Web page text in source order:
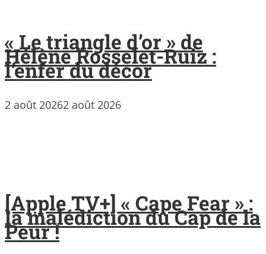
« Le triangle d’or » de
Hélène Rosselet-Ruiz :
l’enfer du décor
2 août 20262 août 2026
[Apple TV+] « Cape Fear » :
la malédiction du Cap de la
Peur !